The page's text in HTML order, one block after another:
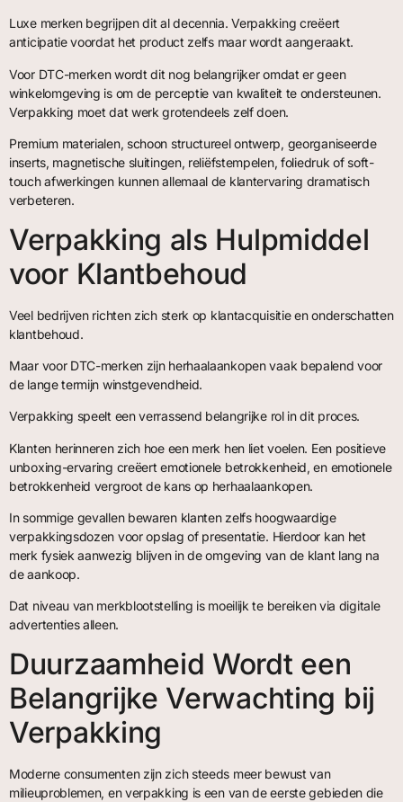
Luxe merken begrijpen dit al decennia. Verpakking creëert
anticipatie voordat het product zelfs maar wordt aangeraakt.
Voor DTC-merken wordt dit nog belangrijker omdat er geen
winkelomgeving is om de perceptie van kwaliteit te ondersteunen.
Verpakking moet dat werk grotendeels zelf doen.
Premium materialen, schoon structureel ontwerp, georganiseerde
inserts, magnetische sluitingen, reliëfstempelen, foliedruk of soft-
touch afwerkingen kunnen allemaal de klantervaring dramatisch
verbeteren.
Verpakking als Hulpmiddel
voor Klantbehoud
Veel bedrijven richten zich sterk op klantacquisitie en onderschatten
klantbehoud.
Maar voor DTC-merken zijn herhaalaankopen vaak bepalend voor
de lange termijn winstgevendheid.
Verpakking speelt een verrassend belangrijke rol in dit proces.
Klanten herinneren zich hoe een merk hen liet voelen. Een positieve
unboxing-ervaring creëert emotionele betrokkenheid, en emotionele
betrokkenheid vergroot de kans op herhaalaankopen.
In sommige gevallen bewaren klanten zelfs hoogwaardige
verpakkingsdozen voor opslag of presentatie. Hierdoor kan het
merk fysiek aanwezig blijven in de omgeving van de klant lang na
de aankoop.
Dat niveau van merkblootstelling is moeilijk te bereiken via digitale
advertenties alleen.
Duurzaamheid Wordt een
Belangrijke Verwachting bij
Verpakking
Moderne consumenten zijn zich steeds meer bewust van
milieuproblemen, en verpakking is een van de eerste gebieden die